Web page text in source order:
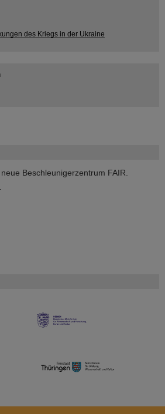
Beschleunigerzentrum FAIR.
des Kriegs in der Ukraine